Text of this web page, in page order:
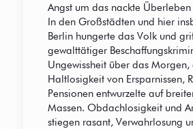
Angst um das nackte
In den Großstädten und hier
Berlin hungerte das Volk und
gewalttätiger
Ungewissheit über das Morgen,
Haltlosigkeit von Ersparnissen,
Pensionen entwurzelte auf
Massen. Obdachlosigkeit und
stiegen rasant, Verwahrlosung